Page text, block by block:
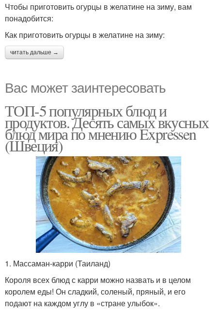
Чтобы приготовить огурцы в желатине на зиму, вам
понадобится:
Как приготовить огурцы в желатине на зиму:
читать дальше →
Вас может заинтересовать
ТОП-5 популярных блюд и
продуктов. Десять самых вкусных
блюд мира по мнению Expressen
(Швеция)
1. Массаман-карри (Таиланд)
Короля всех блюд с карри можно назвать и в целом
королем еды! Он сладкий, соленый, пряный, и его
подают на каждом углу в «стране улыбок».